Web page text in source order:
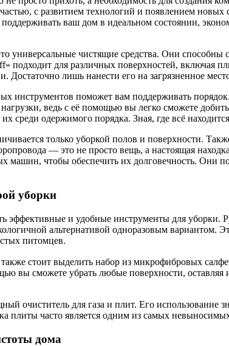
с развитием технологий и появлением
ваш дом в идеальном состоянии,
универсальные чистящие средства. Они
подходит для различных поверхностей, включая
лишь нанести его на загрязненное
инструментов поможет вам поддерживать
ведь с её помощью вы легко сможете
среди одержимого порядка. Зная, где всё
только уборкой полов и поверхности.
— это не просто вещь, а настоящая
машин, чтобы обеспечить их долговечность.
уборки
эффективные и удобные инструменты для уборки.
альтернативой одноразовым
питомцев.
вы сможете убрать любые поверхности,
для газа и плит. Его использование
плиты часто является одним из самых
дома